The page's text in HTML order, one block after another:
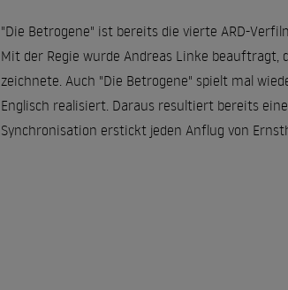
"Die Betrogene" ist bereits die vierte ARD-
Mit der Regie wurde Andreas Linke
zeichnete. Auch "Die Betrogene" spielt mal
Englisch realisiert. Daraus resultiert bereits
Synchronisation erstickt jeden Anflug von